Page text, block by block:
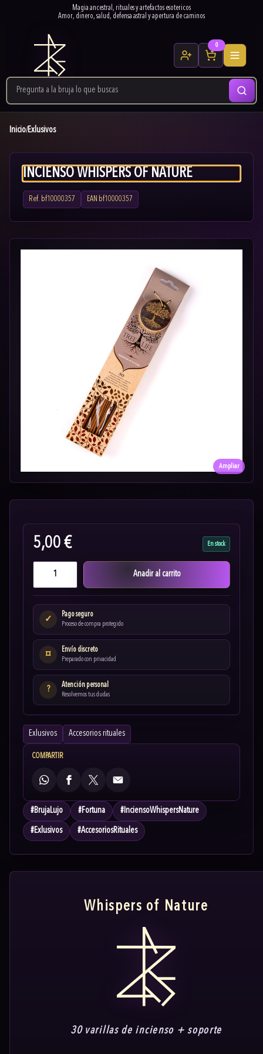
Magia ancestral, rituales y artefactos esotericos
Amor, dinero, salud, defensa astral y apertura de caminos
0
Inicio/Exlusivos
INCIENSO WHISPERS OF NATURE
Ref. bf10000357 EAN bf10000357
Ampliar
5,00 € En stock
Anadir al carrito
✓
Pago seguro
Proceso de compra protegido
⌑
Envío discreto
Preparado con privacidad
? Atención personal
Resolvemos tus dudas
Exlusivos Accesorios rituales
COMPARTIR
WhatsAppFacebook
X Email
#BrujaLujo #Fortuna #InciensoWhispersNature
#Exlusivos #AccesoriosRituales
Whispers of Nature
30 varillas de incienso + soporte